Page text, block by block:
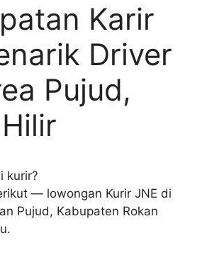
Karir
Driver
Pujud,
kurir?
— lowongan Kurir JNE di
Pujud, Kabupaten Rokan